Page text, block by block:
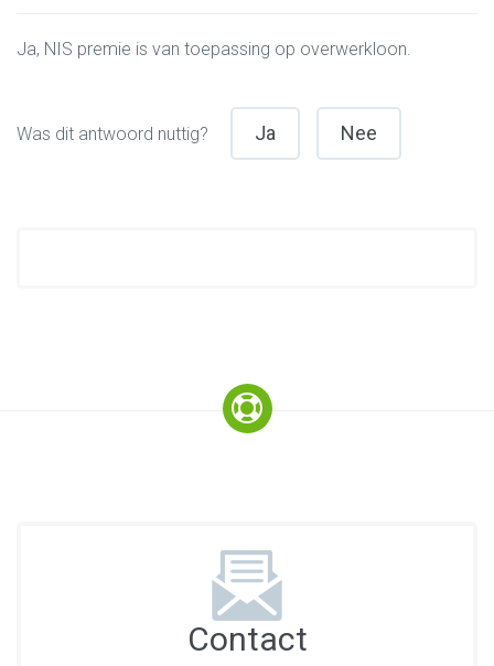
Ja, NIS premie is van toepassing op overwerkloon.
Was dit antwoord nuttig? Ja Nee
Contact